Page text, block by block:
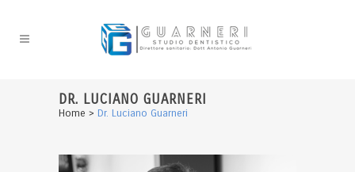
DR. LUCIANO GUARNERI
Home > Dr. Luciano Guarneri